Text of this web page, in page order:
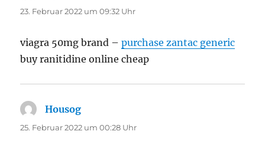
23. Februar 2022 um 09:32 Uhr
viagra 50mg brand –purchase zantac generic
buy ranitidine online cheap
Housog
25. Februar 2022 um 00:28 Uhr